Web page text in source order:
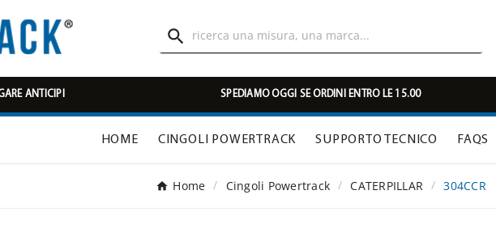

ANTICIPI SPEDIAMO OGGI SE ORDINI ENTRO LE 15.00
HOME CINGOLI POWERTRACK SUPPORTO TECNICO FAQS
Home Cingoli Powertrack CATERPILLAR 304CCR